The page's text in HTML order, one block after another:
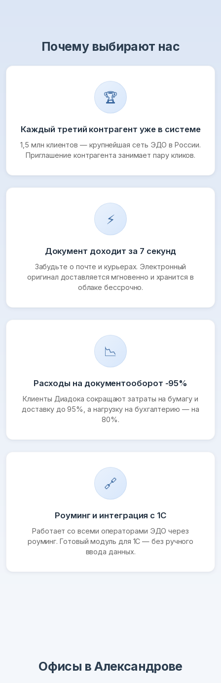
Почему выбирают нас
🏆
Каждый третий контрагент уже в системе
1,5 млн клиентов — крупнейшая сеть ЭДО в России.
Приглашение контрагента занимает пару кликов.
⚡
Документ доходит за 7 секунд
Забудьте о почте и курьерах. Электронный
оригинал доставляется мгновенно и хранится в
облаке бессрочно.
📉
Расходы на документооборот -95%
Клиенты Диадока сокращают затраты на бумагу и
доставку до 95%, а нагрузку на бухгалтерию — на
80%.
🔗
Роуминг и интеграция с 1С
Работает со всеми операторами ЭДО через
роуминг. Готовый модуль для 1С — без ручного
ввода данных.
Офисы в Александрове